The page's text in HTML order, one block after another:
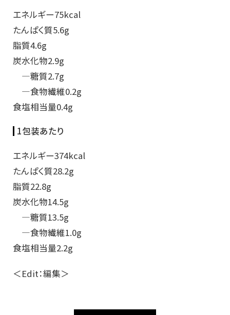
エネルギー75kcal
たんぱく質5.6g
脂質4.6g
炭水化物2.9g
―糖質2.7g
―食物繊維0.2g
食塩相当量0.4g
1包装あたり
エネルギー374kcal
たんぱく質28.2g
脂質22.8g
炭水化物14.5g
―糖質13.5g
―食物繊維1.0g
食塩相当量2.2g
＜Edit：編集＞